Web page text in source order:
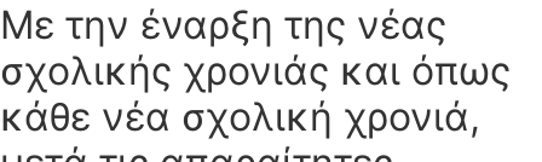
Με την έναρξη της νέας
σχολικής χρονιάς και όπως
κάθε νέα σχολική χρονιά,